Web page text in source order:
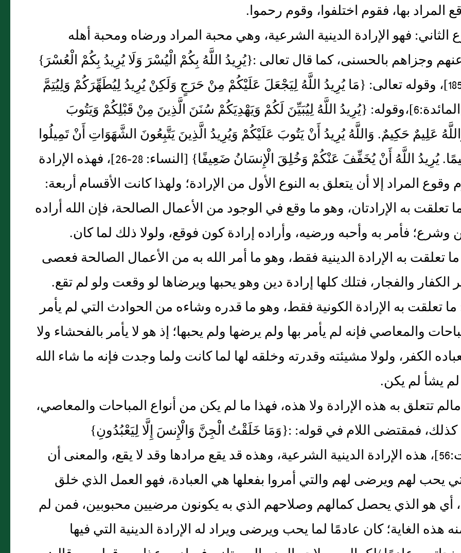
المراد بها، فقوم اختلفوا، وقوم رحموا‏.‏
الثاني‏:‏ فهو الإرادة الدينية الشرعية، وهي محبة المراد ورضاه ومحبة أهله
وجزاهم بالحسنى، كما قال تعالى ‏:‏‏{‏يُرِيدُ اللَّهُ بِكُمْ الْيُسْرَ وَلَا يُرِيدُ بِكُمْ الْعُسْرَ‏}‏
‏[‏البقرة‏:‏185‏]‏، وقوله تعالى‏:‏ ‏{‏مَا يُرِيدُ اللَّهُ لِيَجْعَلَ عَلَيْكُمْ مِنْ حَرَجٍ وَلَكِنْ يُرِيدُ لِيُطَهِّرَكُمْ وَلِيُتِمَّ
نِعْمَتَهُ‏}‏ ‏[‏المائدة‏:‏6‏]‏،وقوله‏:‏ ‏{‏يُرِيدُ اللَّهُ لِيُبَيِّنَ لَكُمْ وَيَهْدِيَكُمْ سُنَنَ الَّذِينَ مِنْ قَبْلِكُمْ وَيَتُوبَ
عَلِيمٌ حَكِيمٌ‏.‏ وَاللَّهُ يُرِيدُ أَنْ يَتُوبَ عَلَيْكُمْ وَيُرِيدُ الَّذِينَ يَتَّبِعُونَ الشَّهَوَاتِ أَنْ تَمِيلُوا
مَيْلًا عَظِيمًا‏.‏ يُرِيدُ اللَّهُ أَنْ يُخَفِّفَ عَنْكُمْ وَخُلِقَ الْإِنسَانُ ضَعِيفًا‏}‏ ‏[‏النساء‏:‏ 26-28‏]‏، فهذه الإرادة
وقوع المراد إلا أن يتعلق به النوع الأول من الإرادة؛ ولهذا كانت الأقسام أربعة‏:‏
تعلقت به الإرادتان، وهو ما وقع في الوجود من الأعمال الصالحة، فإن الله أراده
وشرع؛ فأمر به وأحبه ورضيه، وأراده إرادة كون فوقع، ولولا ذلك لما كان‏.‏
ما تعلقت به الإرادة الدينية فقط، وهو ما أمر الله به من الأعمال الصالحة فعصى
الكفار والفجار، فتلك كلها إرادة دين وهو يحبها ويرضاها لو وقعت ولو لم تقع‏.‏
ما تعلقت به الإرادة الكونية فقط، وهو ما قدره وشاءه من الحوادث التي لم يأمر
والمعاصي فإنه لم يأمر بها ولم يرضها ولم يحبها؛ إذ هو لا يأمر بالفحشاء ولا
الكفر، ولولا مشيئته وقدرته وخلقه لها لما كانت ولما وجدت فإنه ما شاء الله
يشأ لم يكن‏.‏
مالم تتعلق به هذه الإرادة ولا هذه، فهذا ما لم يكن من أنواع المباحات والمعاصي،
كذلك، فمقتضى اللام في قوله‏:‏ ‏:‏‏{‏وَمَا خَلَقْتُ الْجِنَّ وَالْإِنسَ إِلَّا لِيَعْبُدُونِ‏}‏
‏[‏الذاريات‏:‏56‏]‏، هذه الإرادة الدينية الشرعية، وهذه قد يقع مرادها وقد لا يقع، والمعنى أن
يحب لهم ويرضى لهم والتي أمروا بفعلها هي العبادة، فهو العمل الذي خلق
أي هو الذي يحصل كمالهم وصلاحهم الذي به يكونون مرضيين محبوبين، فمن لم
هذه الغاية؛ كان عادمًا لما يحب ويرضى ويراد له الإرادة الدينية التي فيها